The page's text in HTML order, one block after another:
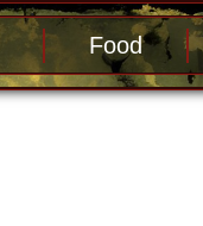
Food